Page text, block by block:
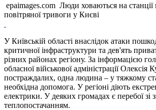
epaimages.com Люди ховаються на станції
повітряної тривоги у Києві
У Київській області внаслідок атаки
критичної інфраструктури та дев'ять
різних районах регіону. За інформацією
обласної військової адміністрації Олексія
постраждалих, одна людина – у тяжкому
необхідна допомога. У регіоні діють
електрики. У деяких громадах є перебої зі
теплопостачанням.